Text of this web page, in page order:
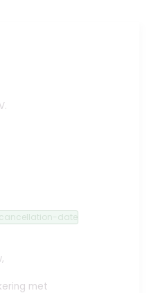
cancellation-date
met